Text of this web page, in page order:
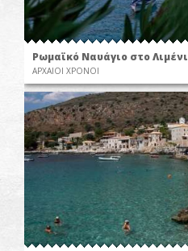
Ρωμαϊκό Ναυάγιο στο Λιμένι
ΑΡΧΑΙΟΙ ΧΡΟΝΟΙ